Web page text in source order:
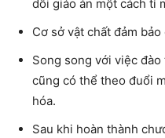
dõi giáo án một cách tỉ
Cơ sở vật chất đảm
Song song với việc
cũng có thể theo đuổi
hóa.
Sau khi hoàn thành